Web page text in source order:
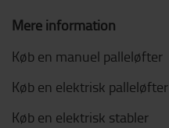
Mere information
Køb en manuel palleløfter
Køb en elektrisk palleløfter
Køb en elektrisk stabler